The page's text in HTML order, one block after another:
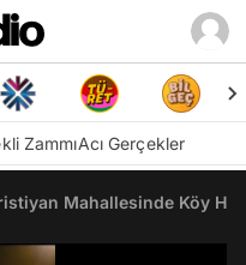
ZammıAcı Gerçekler
Mahallesinde Köy